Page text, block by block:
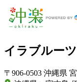
イラブルー
〒906-0503 沖縄県